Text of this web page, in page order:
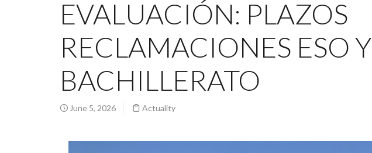
EVALUACIÓN: PLAZOS
RECLAMACIONES ESO Y
BACHILLERATO
June 5, 2026 Actuality